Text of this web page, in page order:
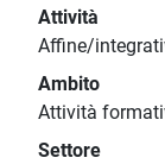
Attività
Affine/
Ambito
Attività
Settore